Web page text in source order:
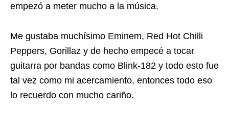
empezó a meter mucho a la música.
Me gustaba muchísimo Eminem, Red Hot Chilli
Peppers, Gorillaz y de hecho empecé a tocar
guitarra por bandas como Blink-182 y todo esto fue
tal vez como mi acercamiento, entonces todo eso
lo recuerdo con mucho cariño.